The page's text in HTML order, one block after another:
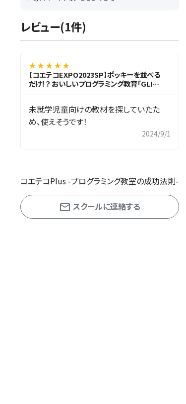
レビュー(1件)
★ ★ ★ ★ ★
【コエテコEXPO2023SP】ポッキーを並べる
だけ！？ おいしいプログラミング教育「GLICO
未就学児童向けの教材を探していたた
め、使えそうです！
2024/9/1
コエテコPlus -プログラミング教室の成功法則-
スクールに連絡する